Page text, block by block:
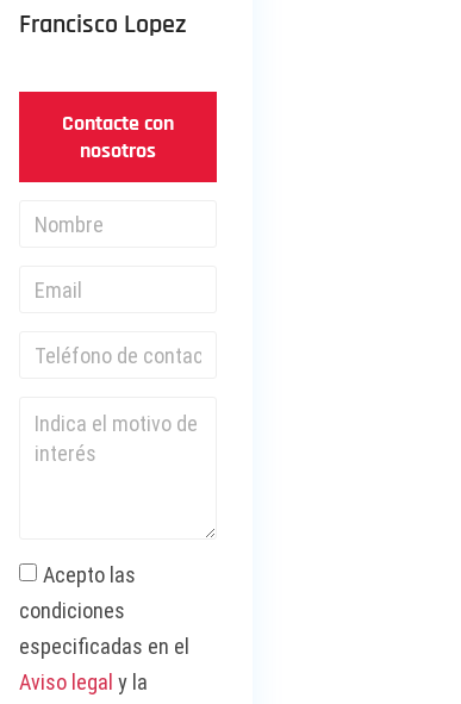
Francisco Lopez
Contacte con
nosotros
Acepto las
condiciones
especificadas en el
Aviso legal y la